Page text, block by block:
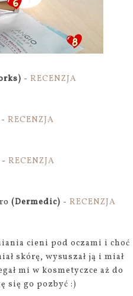
- RECENZJA
- RECENZJA
-RECENZJA
(Dermedic) -RECENZJA
cieni pod oczami i choć
skórę, wysuszał ją i miał
mi w kosmetyczce aż do
się go pozbyć :)